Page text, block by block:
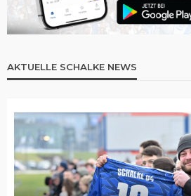
AKTUELLE SCHALKE NEWS